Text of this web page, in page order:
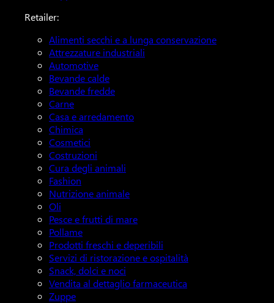
Retailer:
Alimenti secchi e a lunga conservazione
Attrezzature industriali
Automotive
Bevande calde
Bevande fredde
Carne
Casa e arredamento
Chimica
Cosmetici
Costruzioni
Cura degli animali
Fashion
Nutrizione animale
Oli
Pesce e frutti di mare
Pollame
Prodotti freschi e deperibili
Servizi di ristorazione e ospitalità
Snack, dolci e noci
Vendita al dettaglio farmaceutica
Zuppe